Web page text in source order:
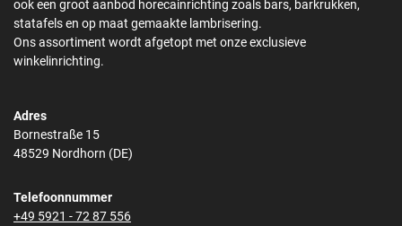
ook een groot aanbod horecainrichting zoals bars, barkrukken,
statafels en op maat gemaakte lambrisering.
Ons assortiment wordt afgetopt met onze exclusieve
winkelinrichting.
Adres
Bornestraße 15
48529 Nordhorn (DE)
Telefoonnummer
+49 5921 - 72 87 556